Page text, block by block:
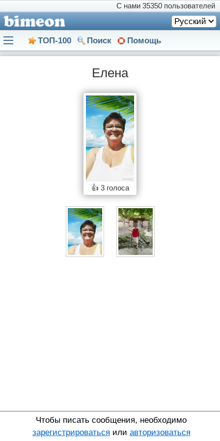
С нами 35350 пользователей
Русский
ТОП-100 Поиск Помощь
Елена
👍 3 голоса
Чтобы писать сообщения, необходимо
зарегистрироваться или авторизоваться